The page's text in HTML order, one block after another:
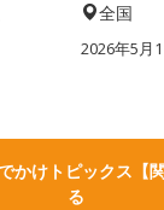
全国
2026年5月
かけトピックス【
る